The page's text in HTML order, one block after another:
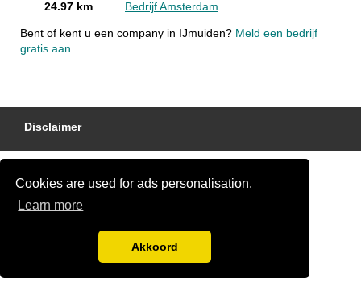
Cookies are used for ads personalisation.
Learn more
Akkoord
24.97 km Bedrijf Amsterdam
Bent of kent u een company in IJmuiden? Meld een bedrijf
gratis aan
Disclaimer